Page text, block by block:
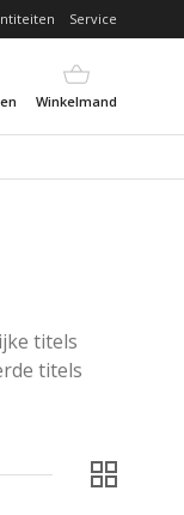
Service
Winkelmand
titels
titels